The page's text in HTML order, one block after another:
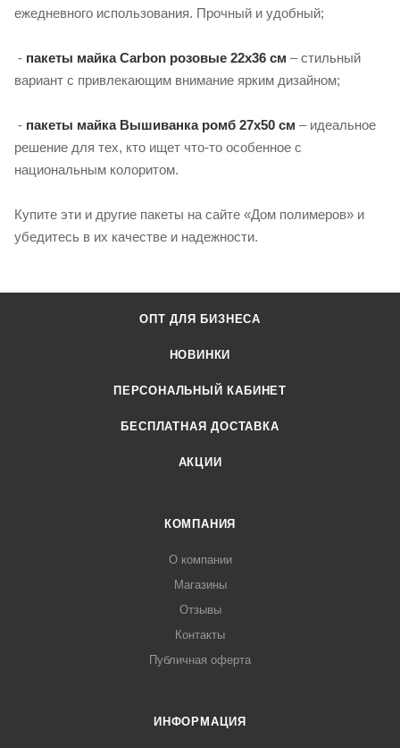
ежедневного использования. Прочный и удобный;
- пакеты майка Carbon розовые 22х36 см – стильный
вариант с привлекающим внимание ярким дизайном;
- пакеты майка Вышиванка ромб 27х50 см – идеальное
решение для тех, кто ищет что-то особенное с
национальным колоритом.
Купите эти и другие пакеты на сайте «Дом полимеров» и
убедитесь в их качестве и надежности.
ОПТ ДЛЯ БИЗНЕСА
НОВИНКИ
ПЕРСОНАЛЬНЫЙ КАБИНЕТ
БЕСПЛАТНАЯ ДОСТАВКА
АКЦИИ
КОМПАНИЯ
О компании
Магазины
Отзывы
Контакты
Публичная оферта
ИНФОРМАЦИЯ